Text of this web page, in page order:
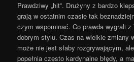
Prawdziwy „hit”. Drużyny z bardzo
grają w ostatnim czasie tak
czym wspominać. Co prawda wygrali
dobrym stylu. Czas na wielkie zmiany
może nie jest słaby rozgrywającym,
popełnia często kardynalne błędy, a